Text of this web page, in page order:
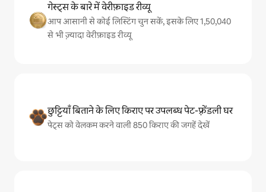
गेस्ट्स के बारे में वेरीफ़ाइड रीव्यू
आप आसानी से कोई लिस्टिंग चुन सकें, इसके लिए 1,50,040
से भी ज़्यादा वेरीफ़ाइड रीव्यू
छुट्टियाँ बिताने के लिए किराए पर उपलब्ध पेट-फ़्रेंडली घर
पेट्स को वेलकम करने वाली 850 किराए की जगहें देखें